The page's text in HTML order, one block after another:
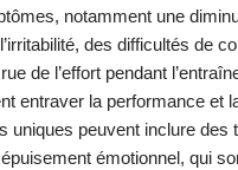
notamment une
des difficultés de
de l’effort pendant
entraver la performance et
uniques peuvent inclure des
émotionnel, qui